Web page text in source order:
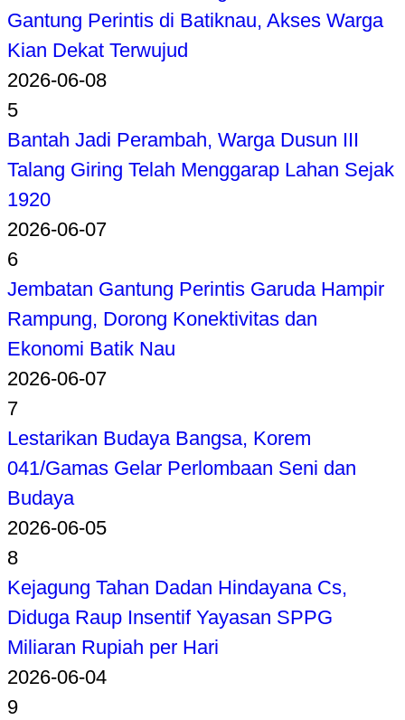
Gantung Perintis di Batiknau, Akses Warga
Kian Dekat Terwujud
2026-06-08
5
Bantah Jadi Perambah, Warga Dusun III
Talang Giring Telah Menggarap Lahan Sejak
1920
2026-06-07
6
Jembatan Gantung Perintis Garuda Hampir
Rampung, Dorong Konektivitas dan
Ekonomi Batik Nau
2026-06-07
7
Lestarikan Budaya Bangsa, Korem
041/Gamas Gelar Perlombaan Seni dan
Budaya
2026-06-05
8
Kejagung Tahan Dadan Hindayana Cs,
Diduga Raup Insentif Yayasan SPPG
Miliaran Rupiah per Hari
2026-06-04
9